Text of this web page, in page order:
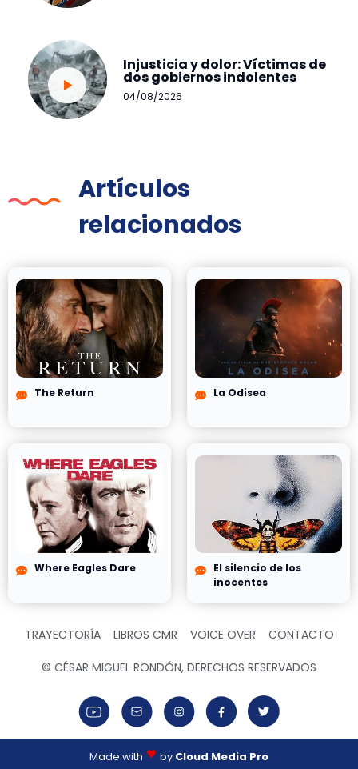
Injusticia y dolor: Víctimas de
dos gobiernos indolentes
04/08/2026
Artículos
relacionados
The Return La Odisea
Where Eagles Dare
El silencio de los
inocentes
TRAYECTORÍA LIBROS CMR VOICE OVER CONTACTO
© CÉSAR MIGUEL RONDÓN, DERECHOS RESERVADOS
Made with by Cloud Media Pro